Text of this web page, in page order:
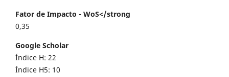
Fator de Impacto - WoS</strong
0,35
Google Scholar
Índice H: 22
Índice H5: 10